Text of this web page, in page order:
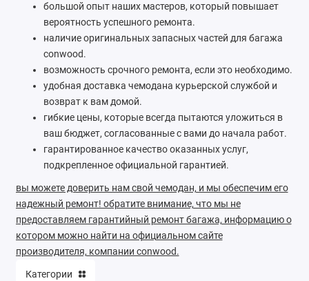
большой опыт наших мастеров, который повышает
вероятность успешного ремонта.
наличие оригинальных запасных частей для багажа
conwood.
возможность срочного ремонта, если это необходимо.
удобная доставка чемодана курьерской службой и
возврат к вам домой.
гибкие цены, которые всегда пытаются уложиться в
ваш бюджет, согласованные с вами до начала работ.
гарантированное качество оказанных услуг,
подкрепленное официальной гарантией.
вы можете доверить нам свой чемодан, и мы обеспечим его
надежный ремонт! обратите внимание, что мы не
предоставляем гарантийный ремонт багажа, информацию о
котором можно найти на официальном сайте
производителя, компании conwood.
Категории